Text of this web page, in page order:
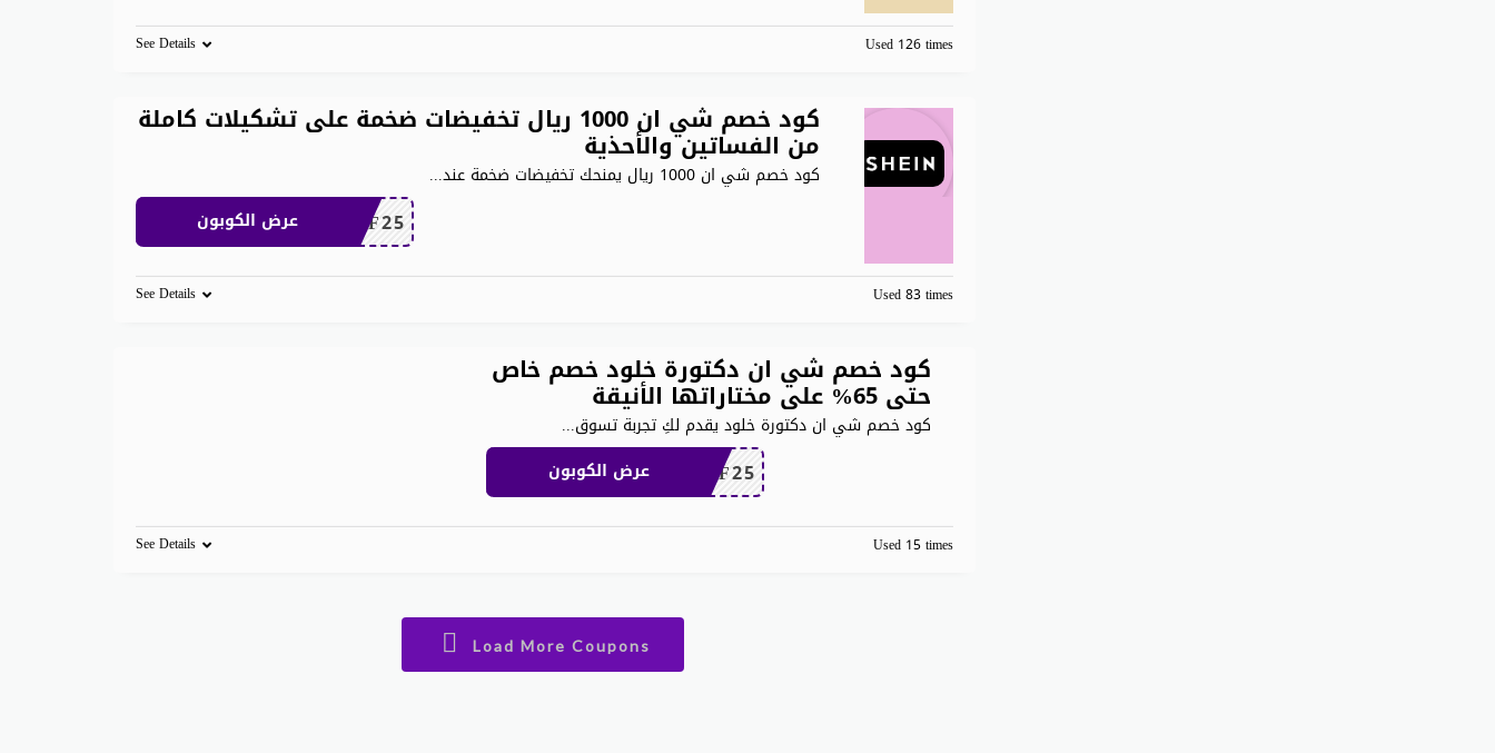
Used 126 times
See Details
كود خصم شي ان 1000 ريال تخفيضات ضخمة على تشكيلات كاملة
من الفساتين والأحذية
كود خصم شي ان 1000 ريال يمنحك تخفيضات ضخمة عند ...
MEAF25 عرض الكوبون
Used 83 times
See Details
كود خصم شي ان دكتورة خلود خصم خاص
حتى 65% على مختاراتها الأنيقة
كود خصم شي ان دكتورة خلود يقدم لكِ تجربة تسوق...
MEAF25 عرض الكوبون
Used 15 times
See Details
Load More Coupons